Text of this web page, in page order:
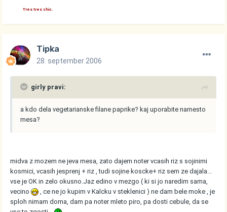
Tres tres chic.
Tipka
28. september 2006
girly pravi:
a kdo dela vegetarianske filane paprike? kaj uporabite namesto
mesa?
midva z mozem ne jeva mesa, zato dajem noter vcasih riz s sojinimi
kosmici, vcasih jesprenj + riz , tudi sojine koscke+ riz sem ze dajala...
vse je OK in zelo okusno.Jaz edino v mezgo ( ki si jo naredim sama,
vecino
, ce ne jo kupim v Kalcku v steklenici ) ne dam bele moke , je
sploh nimam doma, dam pa noter mleto piro, pa dosti cebule, da se